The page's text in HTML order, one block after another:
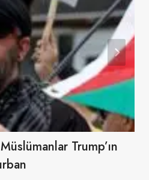
Trump’ın